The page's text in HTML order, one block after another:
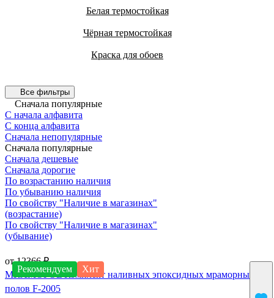
Белая термостойкая
Чёрная термостойкая
Краска для обоев
Все фильтры
Сначала популярные
С начала алфавита
С конца алфавита
Сначала непопулярные
Сначала популярные
Сначала дешевые
Сначала дорогие
По возрастанию наличия
По убыванию наличия
По свойству "Наличие в магазинах"
(возрастание)
По свойству "Наличие в магазинах"
(убывание)
Рекомендуем Хит
от 12366 ₽
MRAMOPOL Комплект наливных эпоксидных мраморных
полов F-2005